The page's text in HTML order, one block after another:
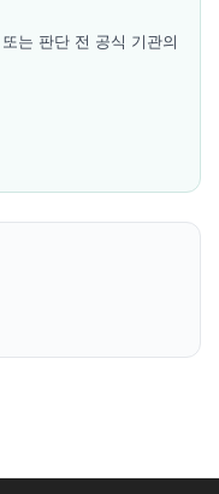
는 판단 전 공식 기관의